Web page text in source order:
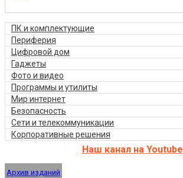
ПК и комплектующие
Периферия
Цифровой дом
Гаджеты
Фото и видео
Программы и утилиты
Мир интернет
Безопасность
Сети и телекоммуникации
Корпоративные решения
Наш канал на Youtube
Архив изданий